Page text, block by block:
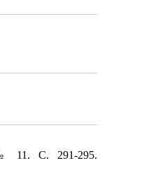
11. С. 291-295.